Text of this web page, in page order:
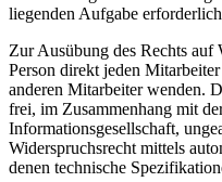
liegenden Aufgabe
Zur Ausübung des Rechts auf
Person direkt jeden
anderen Mitarbeiter wenden.
frei, im Zusammenhang mit
Informationsgesellschaft,
Widerspruchsrecht mittels
denen technische